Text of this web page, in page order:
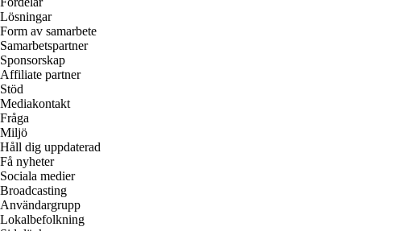
Lösningar
Form av samarbete
Samarbetspartner
Sponsorskap
Affiliate partner
Stöd
Mediakontakt
Fråga
Miljö
Håll dig uppdaterad
Få nyheter
Sociala medier
Broadcasting
Användargrupp
Lokalbefolkning